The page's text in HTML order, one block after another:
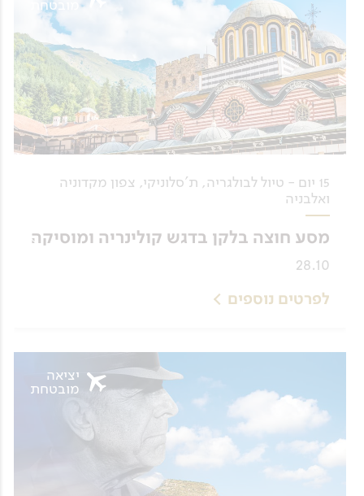
15 יום - טיול לבולגריה, ת'סלוניקי, צפון מקדוניה
ואלבניה
מסע חוצה בלקן בדגש קולינריה ומוסיקה
28.10
לפרטים נוספים
מובטחת
יציאה
מובטחת